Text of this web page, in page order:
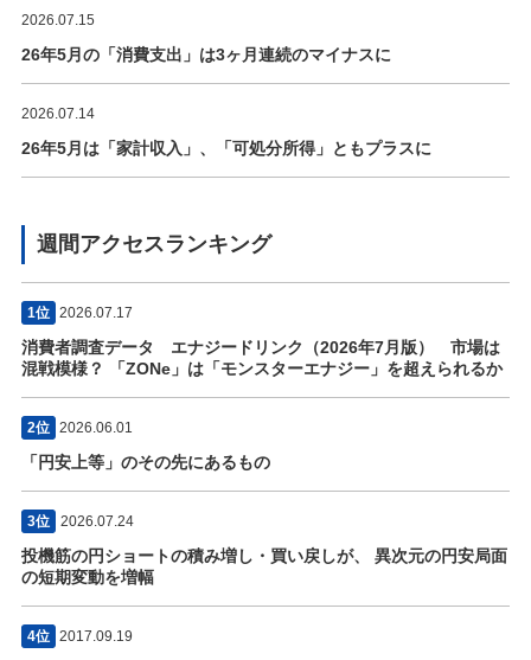
2026.07.15
26年5月の「消費支出」は3ヶ月連続のマイナスに
2026.07.14
26年5月は「家計収入」、「可処分所得」ともプラスに
週間アクセスランキング
1位 2026.07.17
消費者調査データ エナジードリンク（2026年7月版） 市場は
混戦模様？ 「ZONe」は「モンスターエナジー」を超えられるか
2位 2026.06.01
「円安上等」のその先にあるもの
3位 2026.07.24
投機筋の円ショートの積み増し・買い戻しが、 異次元の円安局面
の短期変動を増幅
4位 2017.09.19